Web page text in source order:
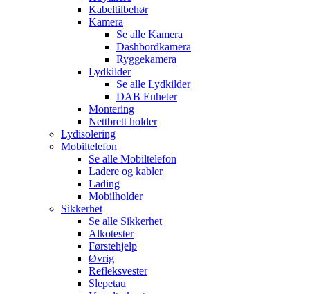
Kabeltilbehør
Kamera
Se alle Kamera
Dashbordkamera
Ryggekamera
Lydkilder
Se alle Lydkilder
DAB Enheter
Montering
Nettbrett holder
Lydisolering
Mobiltelefon
Se alle Mobiltelefon
Ladere og kabler
Lading
Mobilholder
Sikkerhet
Se alle Sikkerhet
Alkotester
Førstehjelp
Øvrig
Refleksvester
Slepetau